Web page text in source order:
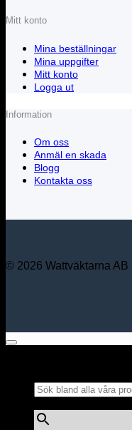
Mitt konto
Mina beställningar
Mina uppgifter
Mitt konto
Logga ut
Information
Om oss
Anmäl en skada
Blogg
Kontakta oss
© 2026 Wattväktarna AB